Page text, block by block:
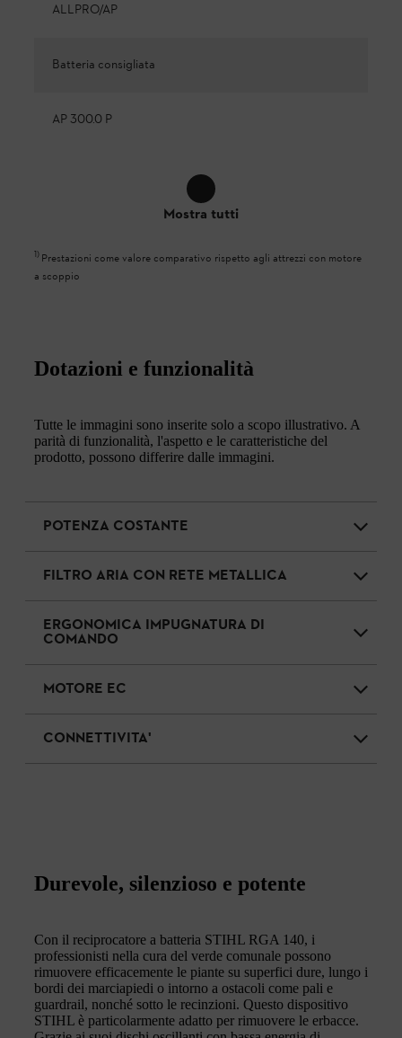
ALLPRO/AP
Batteria consigliata
AP 300.0 P
Mostra tutti
1) Prestazioni come valore comparativo rispetto agli attrezzi con motore
a scoppio
Dotazioni e funzionalità
Tutte le immagini sono inserite solo a scopo illustrativo. A
parità di funzionalità, l'aspetto e le caratteristiche del
prodotto, possono differire dalle immagini.
POTENZA COSTANTE
FILTRO ARIA CON RETE METALLICA
ERGONOMICA IMPUGNATURA DI
COMANDO
MOTORE EC
CONNETTIVITA'
Durevole, silenzioso e potente
Con il reciprocatore a batteria STIHL RGA 140, i
professionisti nella cura del verde comunale possono
rimuovere efficacemente le piante su superfici dure, lungo i
bordi dei marciapiedi o intorno a ostacoli come pali e
guardrail, nonché sotto le recinzioni. Questo dispositivo
STIHL è particolarmente adatto per rimuovere le erbacce.